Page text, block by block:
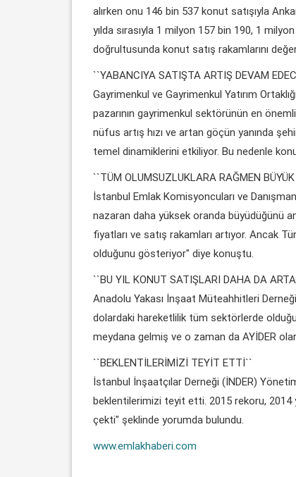
alırken onu 146 bin 537 konut satışıyla
yılda sırasıyla 1 milyon 157 bin 190, 1
doğrultusunda konut satış rakamlarını
``YABANCIYA SATIŞTA ARTIŞ DEVAM
Gayrimenkul ve Gayrimenkul Yatırım
pazarının gayrimenkul sektörünün en
nüfus artış hızı ve artan göçün yanında
temel dinamiklerini etkiliyor. Bu nedenle
``TÜM OLUMSUZLUKLARA RAĞMEN
İstanbul Emlak Komisyoncuları ve
nazaran daha yüksek oranda büyüdüğünü
fiyatları ve satış rakamları artıyor. Ancak
olduğunu gösteriyor" diye konuştu.
``BU YIL KONUT SATIŞLARI DAHA DA
Anadolu Yakası İnşaat Müteahhitleri
dolardaki hareketlilik tüm sektörlerde
meydana gelmiş ve o zaman da AYİDER
``BEKLENTİLERİMİZİ TEYİT ETTİ``
İstanbul İnşaatçılar Derneği (İNDER)
beklentilerimizi teyit etti. 2015 rekoru, 2014
çekti" şeklinde yorumda bulundu.
www.emlakhaberi.com